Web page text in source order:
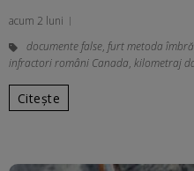
acum 2 luni
documente false, furt metoda
infractori români Canada, kilometraj
Citește